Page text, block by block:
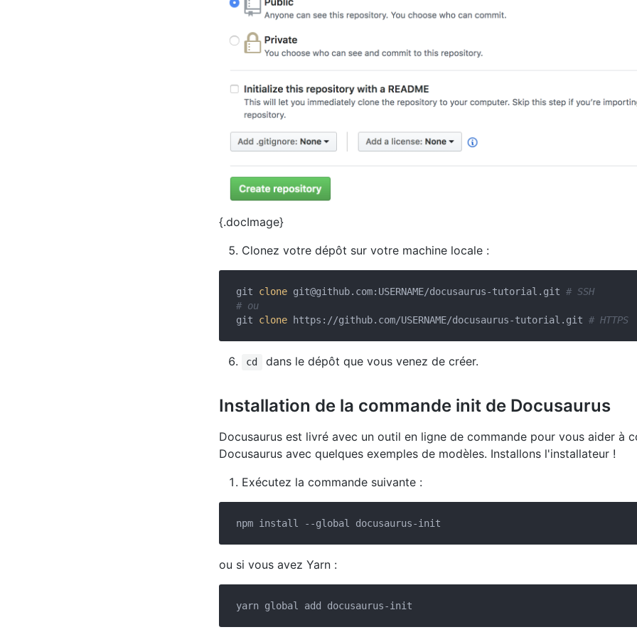
{.docImage}
Clonez votre dépôt sur votre machine locale :
git clone git@github.com:USERNAME/docusaurus-tutorial.git # SSH
# ou
git clone https://github.com/USERNAME/docusaurus-tutorial.git # HTTPS
cd dans le dépôt que vous venez de créer.
Installation de la commande init de Docusaurus
Docusaurus est livré avec un outil en ligne de commande pour vous aider à
Docusaurus avec quelques exemples de modèles. Installons l'installateur !
Exécutez la commande suivante :
ou si vous avez Yarn :